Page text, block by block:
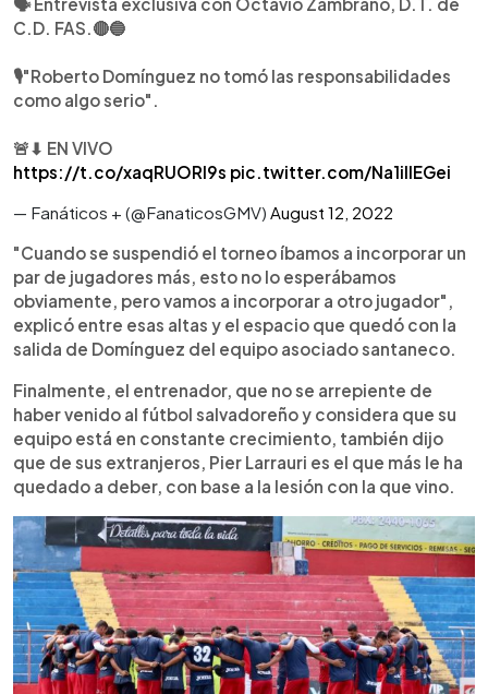
C.D. FAS.🔴🔵
🎙"Roberto Domínguez no tomó las responsabilidades
como algo serio".
🚨⬇ EN VIVO
https://t.co/xaqRUORl9s pic.twitter.com/Na1illEGei
— Fanáticos + (@FanaticosGMV) August 12, 2022
"Cuando se suspendió el torneo íbamos a incorporar un
par de jugadores más, esto no lo esperábamos
obviamente, pero vamos a incorporar a otro jugador",
explicó entre esas altas y el espacio que quedó con la
salida de Domínguez del equipo asociado santaneco.
Finalmente, el entrenador, que no se arrepiente de
haber venido al fútbol salvadoreño y considera que su
equipo está en constante crecimiento, también dijo
que de sus extranjeros, Pier Larrauri es el que más le ha
quedado a deber, con base a la lesión con la que vino.